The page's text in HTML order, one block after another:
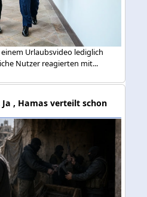
Urlaubsvideo lediglich
Nutzer reagierten mit...
, Hamas verteilt schon